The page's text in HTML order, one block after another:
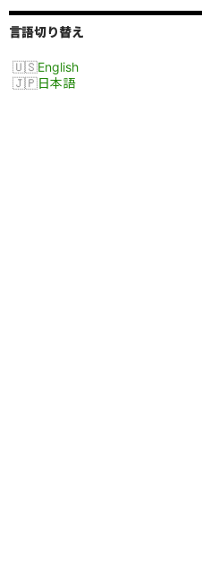
言語切り替え
English
日本語